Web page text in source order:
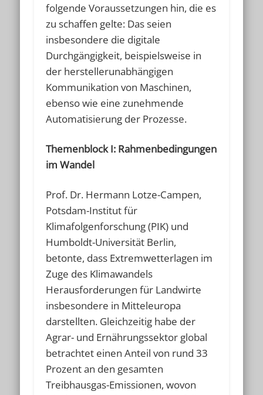
folgende Voraussetzungen hin, die es
zu schaffen gelte: Das seien
insbesondere die digitale
Durchgängigkeit, beispielsweise in
der herstellerunabhängigen
Kommunikation von Maschinen,
ebenso wie eine zunehmende
Automatisierung der Prozesse.
Themenblock I: Rahmenbedingungen
im Wandel
Prof. Dr. Hermann Lotze-Campen,
Potsdam-Institut für
Klimafolgenforschung (PIK) und
Humboldt-Universität Berlin,
betonte, dass Extremwetterlagen im
Zuge des Klimawandels
Herausforderungen für Landwirte
insbesondere in Mitteleuropa
darstellten. Gleichzeitig habe der
Agrar- und Ernährungssektor global
betrachtet einen Anteil von rund 33
Prozent an den gesamten
Treibhausgas-Emissionen, wovon